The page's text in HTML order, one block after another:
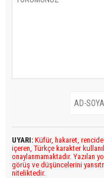
UYARI: Küfür, hakaret,
içeren, Türkçe karakter
onaylanmamaktadır. Yazılan
görüş ve düşüncelerini
niteliktedir.